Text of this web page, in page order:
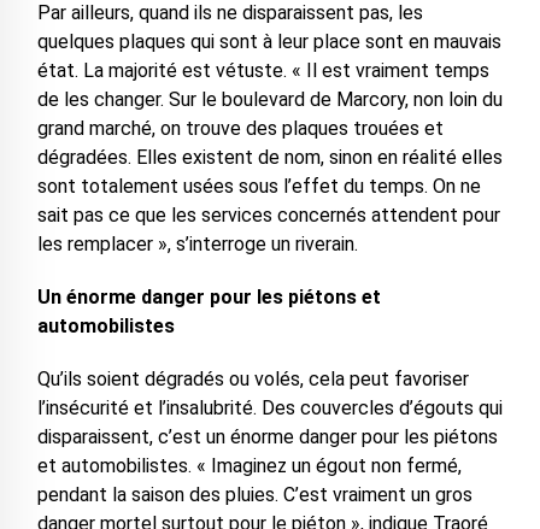
Par ailleurs, quand ils ne disparaissent pas, les
quelques plaques qui sont à leur place sont en mauvais
état. La majorité est vétuste. « Il est vraiment temps
de les changer. Sur le boulevard de Marcory, non loin du
grand marché, on trouve des plaques trouées et
dégradées. Elles existent de nom, sinon en réalité elles
sont totalement usées sous l’effet du temps. On ne
sait pas ce que les services concernés attendent pour
les remplacer », s’interroge un riverain.
Un énorme danger pour les piétons et
automobilistes
Qu’ils soient dégradés ou volés, cela peut favoriser
l’insécurité et l’insalubrité. Des couvercles d’égouts qui
disparaissent, c’est un énorme danger pour les piétons
et automobilistes. « Imaginez un égout non fermé,
pendant la saison des pluies. C’est vraiment un gros
danger mortel surtout pour le piéton », indique Traoré